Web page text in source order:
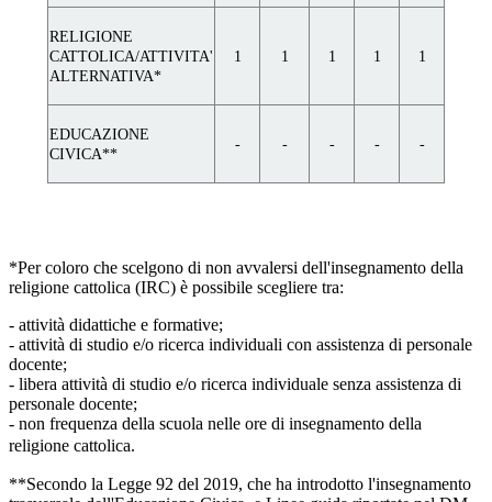
RELIGIONE
CATTOLICA/ATTIVITA'
ALTERNATIVA*
1 1 1 1 1
EDUCAZIONE
CIVICA**
- - - - -
*Per coloro che scelgono di non avvalersi dell'insegnamento della
religione cattolica (IRC) è possibile scegliere tra:
- attività didattiche e formative;
- attività di studio e/o ricerca individuali con assistenza di personale
docente;
- libera attività di studio e/o ricerca individuale senza assistenza di
personale docente;
- non frequenza della scuola nelle ore di insegnamento della
religione cattolica.
**Secondo la Legge 92 del 2019, che ha introdotto l'insegnamento